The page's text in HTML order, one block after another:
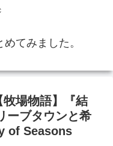
てみました。
場物語】『結
ーブタウンと希
of Seasons